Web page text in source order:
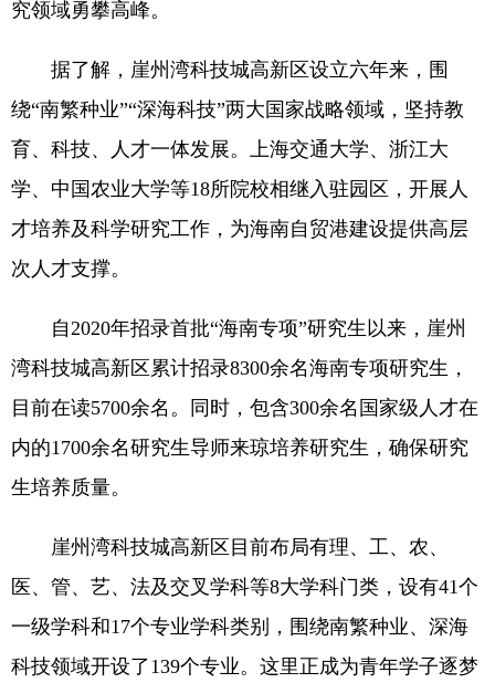
究领域勇攀高峰。
据了解，崖州湾科技城高新区设立六年来，围
绕“南繁种业”“深海科技”两大国家战略领域，坚持教
育、科技、人才一体发展。上海交通大学、浙江大
学、中国农业大学等18所院校相继入驻园区，开展人
才培养及科学研究工作，为海南自贸港建设提供高层
次人才支撑。
自2020年招录首批“海南专项”研究生以来，崖州
湾科技城高新区累计招录8300余名海南专项研究生，
目前在读5700余名。同时，包含300余名国家级人才在
内的1700余名研究生导师来琼培养研究生，确保研究
生培养质量。
崖州湾科技城高新区目前布局有理、工、农、
医、管、艺、法及交叉学科等8大学科门类，设有41个
一级学科和17个专业学科类别，围绕南繁种业、深海
科技领域开设了139个专业。这里正成为青年学子逐梦